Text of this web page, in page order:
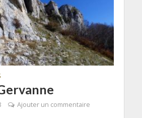
Ajouter un commentaire